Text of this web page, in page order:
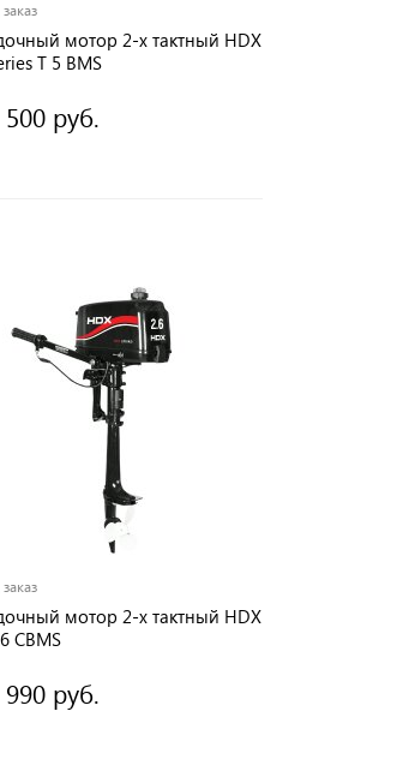
мотор 2-х тактный HDX
T 5 BMS
руб.
мотор 2-х тактный HDX
CBMS
руб.